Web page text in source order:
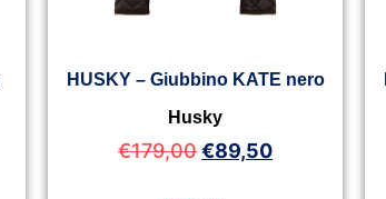
HUSKY – Giubbino KATE nero
Husky
€179,00€89,50